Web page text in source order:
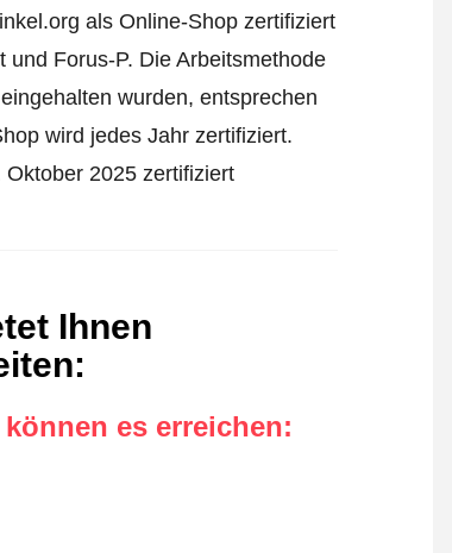
als Online-Shop zertifiziert
Forus-P. Die Arbeitsmethode
wurden, entsprechen
wird jedes Jahr zertifiziert.
2025 zertifiziert
Ihnen
:
es erreichen: